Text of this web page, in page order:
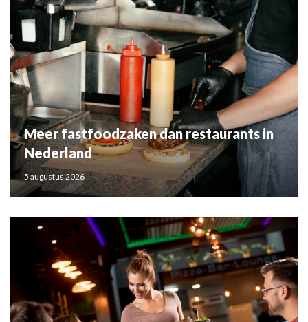
Meer fastfoodzaken dan restaurants in
Nederland
5 augustus 2026